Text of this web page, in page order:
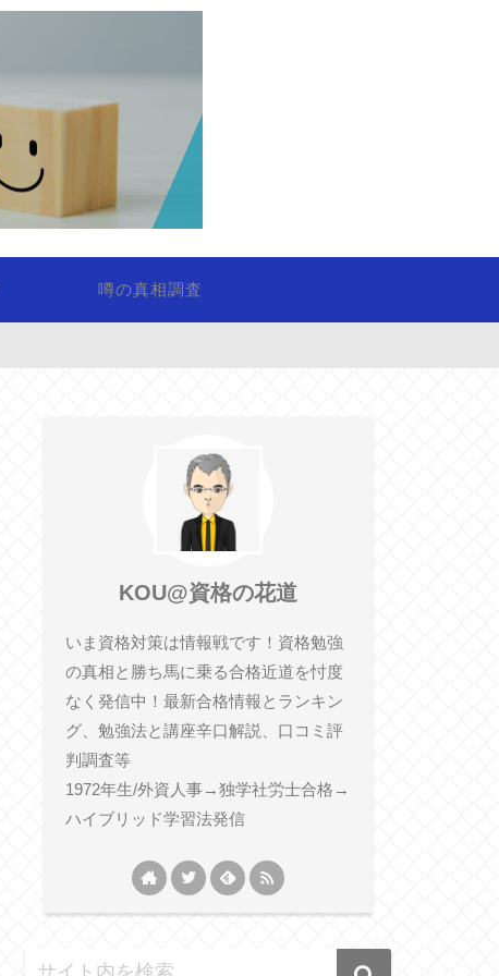
噂の真相調査
KOU@資格の花道
いま資格対策は情報戦です！資格勉強
の真相と勝ち馬に乗る合格近道を忖度
なく発信中！最新合格情報とランキン
グ、勉強法と講座辛口解説、口コミ評
判調査等
1972年生/外資人事→独学社労士合格→
ハイブリッド学習法発信